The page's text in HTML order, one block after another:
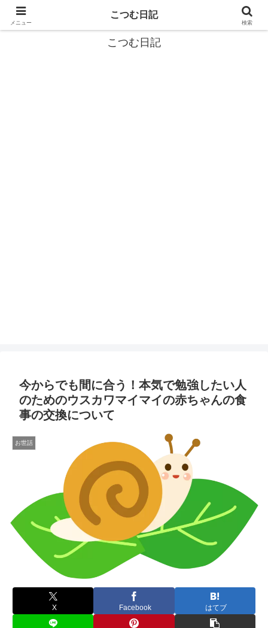
カタツムリから学ぶスローライフ🎓『こつむ日記』🐌
こつむ日記
今からでも間に合う！本気で勉強したい人
のためのウスカワマイマイの赤ちゃんの食
事の交換について
お世話
X Facebook はてブ
メニュー
こつむ日記
検索